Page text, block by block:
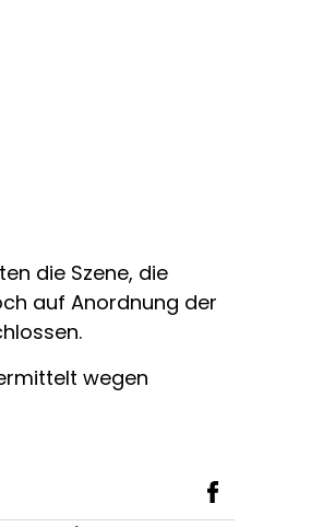
die Szene, die
auf Anordnung der
wegen